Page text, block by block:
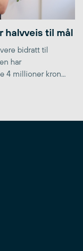
halvveis til mål
bidratt til
har
4 millioner kron...